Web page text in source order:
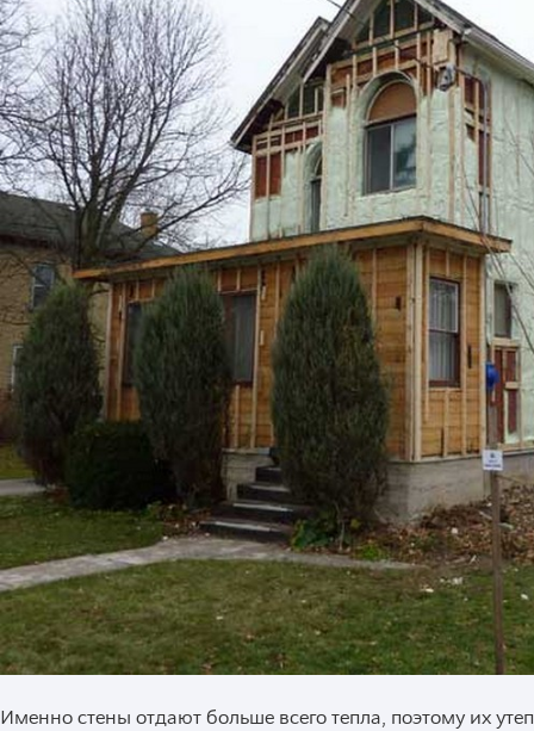
Именно стены отдают больше всего тепла, поэтому их